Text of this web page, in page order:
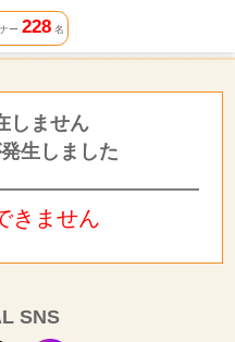
ー 228名
しません
生しました
きません
SNS